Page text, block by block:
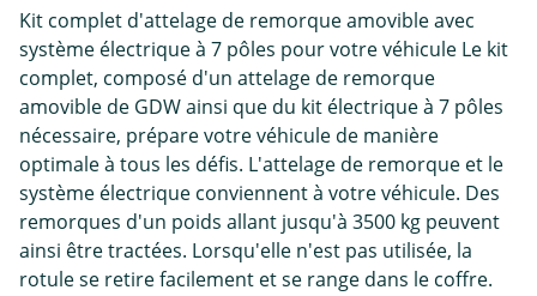
Kit complet d'attelage de remorque amovible avec
système électrique à 7 pôles pour votre véhicule Le kit
complet, composé d'un attelage de remorque
amovible de GDW ainsi que du kit électrique à 7 pôles
nécessaire, prépare votre véhicule de manière
optimale à tous les défis. L'attelage de remorque et le
système électrique conviennent à votre véhicule. Des
remorques d'un poids allant jusqu'à 3500 kg peuvent
ainsi être tractées. Lorsqu'elle n'est pas utilisée, la
rotule se retire facilement et se range dans le coffre.